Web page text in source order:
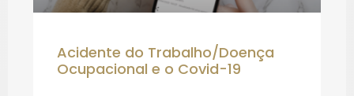
Acidente do Trabalho/Doença
Ocupacional e o Covid-19